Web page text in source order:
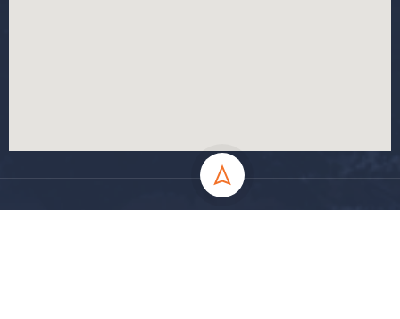
جميع الحقوق محفوظة جامعة المسيلة - 2024